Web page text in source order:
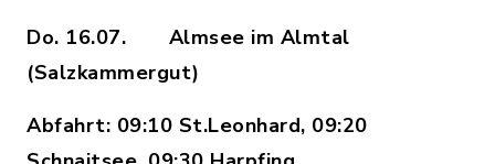
Do. 16.07. Almsee im Almtal
(Salzkammergut)
Abfahrt: 09:10 St.Leonhard, 09:20